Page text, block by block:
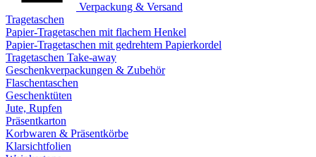
Verpackung & Versand
Tragetaschen
Papier-Tragetaschen mit flachem Henkel
Papier-Tragetaschen mit gedrehtem Papierkordel
Tragetaschen Take-away
Geschenkverpackungen & Zubehör
Flaschentaschen
Geschenktüten
Jute, Rupfen
Präsentkarton
Korbwaren & Präsentkörbe
Klarsichtfolien